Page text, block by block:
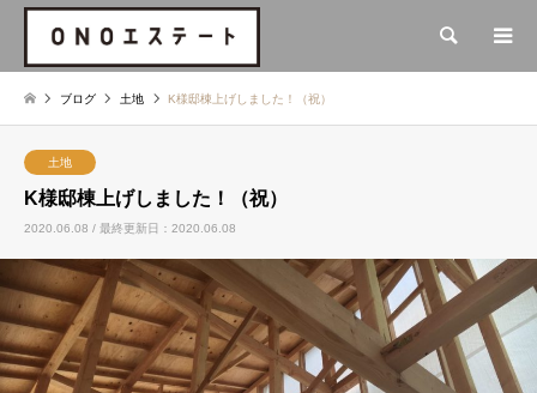
検索
ブログ 土地 K様邸棟上げしました！（祝）
土地
K様邸棟上げしました！（祝）
2020.06.08 / 最終更新日：2020.06.08